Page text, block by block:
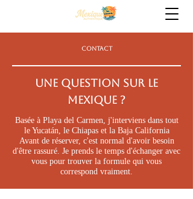
CONTACT
UNE QUESTION SUR LE
MEXIQUE ?
Basée à Playa del Carmen, j'interviens dans tout
le Yucatán, le Chiapas et la Baja California
Avant de réserver, c'est normal d'avoir besoin
d'être rassuré. Je prends le temps d'échanger avec
vous pour trouver la formule qui vous
correspond vraiment.